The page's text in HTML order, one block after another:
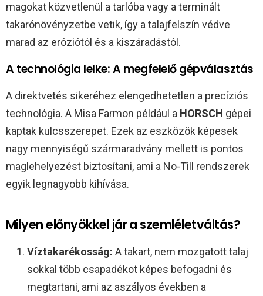
magokat közvetlenül a tarlóba vagy a terminált
takarónövényzetbe vetik, így a talajfelszín védve
marad az eróziótól és a kiszáradástól.
A technológia lelke: A megfelelő gépválasztás
A direktvetés sikeréhez elengedhetetlen a precíziós
technológia. A Misa Farmon például a HORSCH gépei
kaptak kulcsszerepet. Ezek az eszközök képesek
nagy mennyiségű szármaradvány mellett is pontos
maglehelyezést biztosítani, ami a No-Till rendszerek
egyik legnagyobb kihívása.
Milyen előnyökkel jár a szemléletváltás?
Víztakarékosság: A takart, nem mozgatott talaj
sokkal több csapadékot képes befogadni és
megtartani, ami az aszályos években a